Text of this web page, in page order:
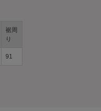
裾周
り
91